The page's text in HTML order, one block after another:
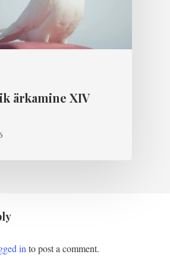
ärkamine XIV
in to post a comment.